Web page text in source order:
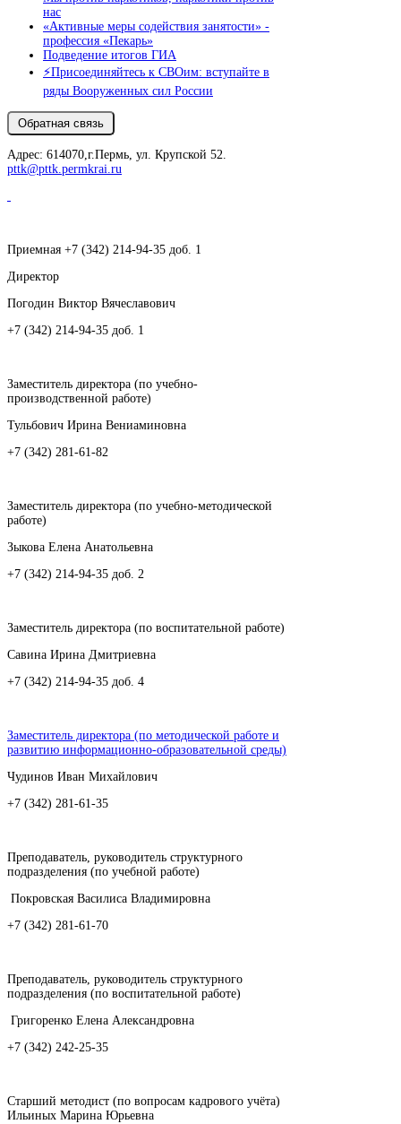
нас
«Активные меры содействия занятости» -
профессия «Пекарь»
Подведение итогов ГИА
⚡️Присоединяйтесь к СВОим: вступайте в
ряды Вооруженных сил России
Адрес: 614070,г.Пермь, ул. Крупской 52.
pttk@pttk.permkrai.ru
Приемная +7 (342) 214-94-35 доб. 1
Директор
Погодин Виктор Вячеславович
+7 (342) 214-94-35 доб. 1
Заместитель директора (по учебно-
производственной работе)
Тульбович Ирина Вениаминовна
+7 (342) 281-61-82
Заместитель директора (по учебно-методической
работе)
Зыкова Елена Анатольевна
+7 (342) 214-94-35 доб. 2
Заместитель директора (по воспитательной работе)
Савина Ирина Дмитриевна
+7 (342) 214-94-35 доб. 4
Заместитель директора (по методической работе и
развитию информационно-образовательной среды)
Чудинов Иван Михайлович
+7 (342) 281-61-35
Преподаватель, руководитель структурного
подразделения (по учебной работе)
Покровская Василиса Владимировна
+7 (342) 281-61-70
Преподаватель, руководитель структурного
подразделения (по воспитательной работе)
Григоренко Елена Александровна
+7 (342) 242-25-35
Старший методист (по вопросам кадрового учёта)
Ильиных Марина Юрьевна